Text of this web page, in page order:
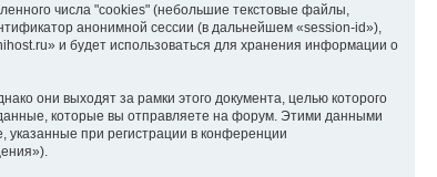
числа "cookies" (небольшие текстовые файлы,
анонимной сессии (в дальнейшем «session-id»),
и будет использоваться для хранения информации о
они выходят за рамки этого документа, целью которого
которые вы отправляете на форум. Этими данными
при регистрации в конференции